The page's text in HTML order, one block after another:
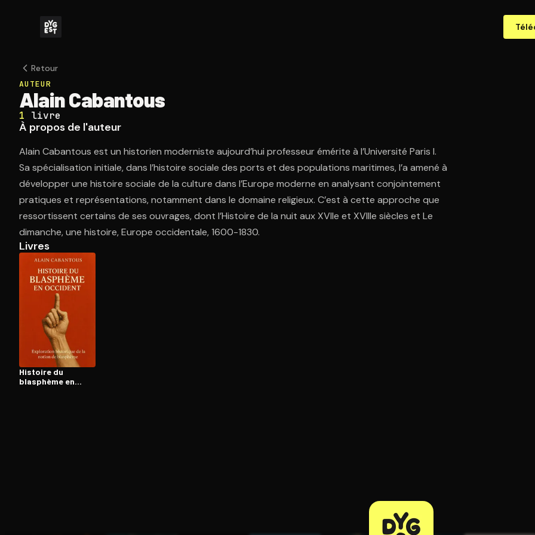
Retour
AUTEUR
Alain Cabantous
1 livre
À propos de l'auteur
Alain Cabantous est un historien moderniste aujourd’hui professeur émérite à l’Université Paris I.
Sa spécialisation initiale, dans l’histoire sociale des ports et des populations maritimes, l’a amené à
développer une histoire sociale de la culture dans l’Europe moderne en analysant conjointement
pratiques et représentations, notamment dans le domaine religieux. C’est à cette approche que
ressortissent certains de ses ouvrages, dont l’Histoire de la nuit aux XVIIe et XVIIIe siècles et Le
dimanche, une histoire, Europe occidentale, 1600-1830.
Livres
Histoire du
blasphème en